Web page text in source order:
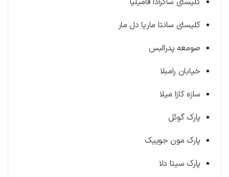
کلیسای سانتا ماریا دل مار
صومعه پدرالبس
خیابان رامبلا
سازه کازا میلا
پارک گوئل
پارک مون جوییک
پارک سیتا دلا